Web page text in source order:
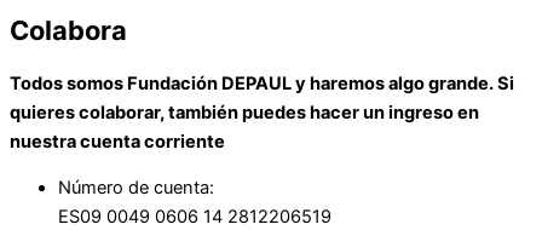
Colabora
Todos somos Fundación DEPAUL y haremos algo grande. Si
quieres colaborar, también puedes hacer un ingreso en
nuestra cuenta corriente
Número de cuenta:
ES09 0049 0606 14 2812206519